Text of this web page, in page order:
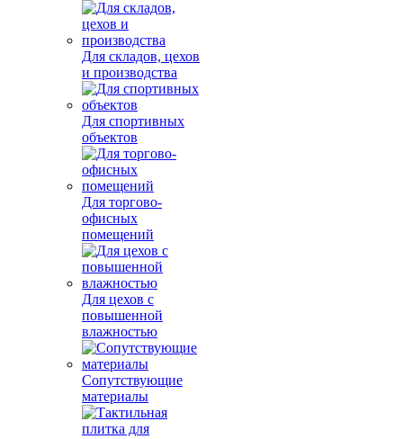
Для складов, цехов
и производства
Для спортивных
объектов
Для торгово-
офисных
помещений
Для цехов с
повышенной
влажностью
Сопутствующие
материалы